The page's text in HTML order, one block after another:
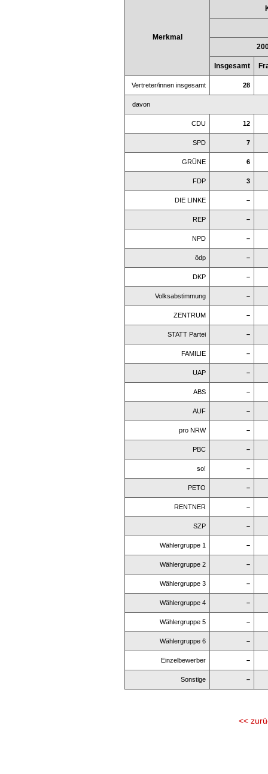
Merkmal
Insgesamt
Vertreter/innen insgesamt 28
davon
CDU 12
SPD 7
GRÜNE 6
FDP 3
DIE LINKE –
REP –
NPD –
ödp –
DKP –
Volksabstimmung –
ZENTRUM –
STATT Partei –
FAMILIE –
UAP –
ABS –
AUF –
pro NRW –
PBC –
so! –
PETO –
RENTNER –
SZP –
Wählergruppe 1 –
Wählergruppe 2 –
Wählergruppe 3 –
Wählergruppe 4 –
Wählergruppe 5 –
Wählergruppe 6 –
Einzelbewerber –
Sonstige –
<<